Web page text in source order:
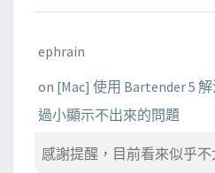
ephrain
on [Mac] 使用 Bartender 5
過小顯示不出來的問題
感謝提醒，目前看來似乎不